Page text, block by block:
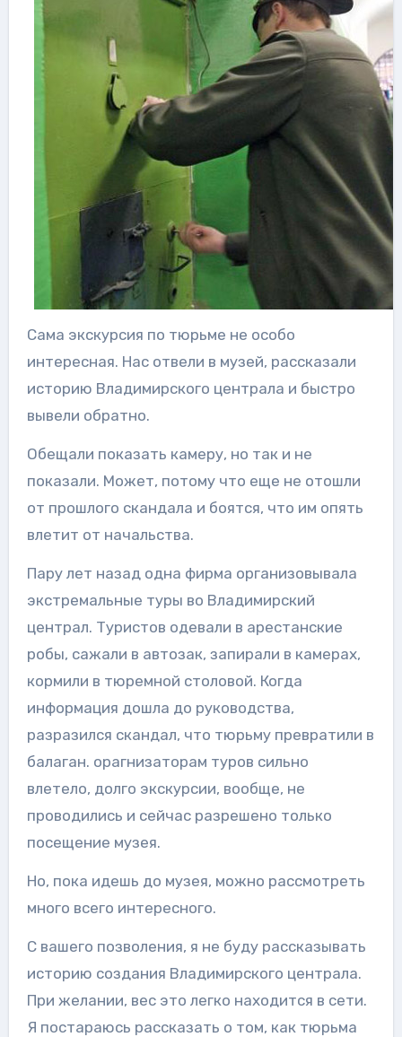
Сама экскурсия по тюрьме не особо
интересная. Нас отвели в музей, рассказали
историю Владимирского централа и быстро
вывели обратно.
Обещали показать камеру, но так и не
показали. Может, потому что еще не отошли
от прошлого скандала и боятся, что им опять
влетит от начальства.
Пару лет назад одна фирма организовывала
экстремальные туры во Владимирский
централ. Туристов одевали в арестанские
робы, сажали в автозак, запирали в камерах,
кормили в тюремной столовой. Когда
информация дошла до руководства,
разразился скандал, что тюрьму превратили в
балаган. орагнизаторам туров сильно
влетело, долго экскурсии, вообще, не
проводились и сейчас разрешено только
посещение музея.
Но, пока идешь до музея, можно рассмотреть
много всего интересного.
С вашего позволения, я не буду рассказывать
историю создания Владимирского централа.
При желании, вес это легко находится в сети.
Я постараюсь рассказать о том, как тюрьма